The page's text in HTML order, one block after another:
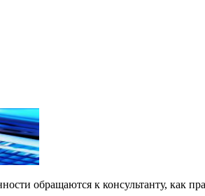
обращаются к консультанту, как